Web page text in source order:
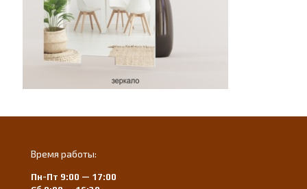
Время работы:
Пн-Пт 9:00 — 17:00